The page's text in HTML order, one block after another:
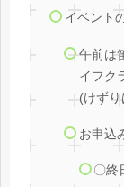
イベント
午前は
イフク
(けずり
お申込
〇終